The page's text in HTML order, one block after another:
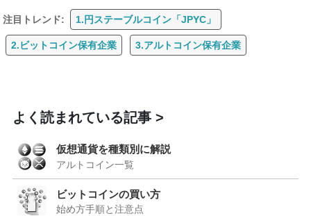
注目トレンド: 1.円ステーブルコイン「JPYC」
2.ビットコイン保有企業 3.アルトコイン保有企業
よく読まれている記事
仮想通貨を種類別に解説
アルトコイン一覧
ビットコインの買い方
始め方手順と注意点